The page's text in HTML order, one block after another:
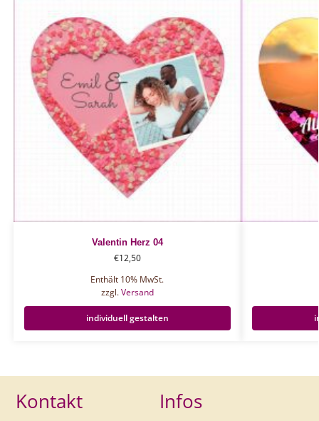
Valentin Herz 04
€12,50
Enthält 10% MwSt.
zzgl.Versand
individuell gestalten
Kontakt Infos